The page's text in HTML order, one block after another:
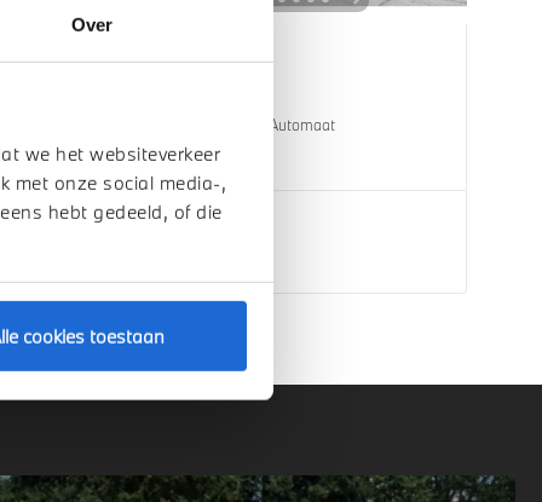
Over
we het websiteverkeer
met onze social media-,
hebt gedeeld, of die
cookies toestaan
Eindhoven
xDrive25e xLine Automaat
1 km2026
€ 63.570